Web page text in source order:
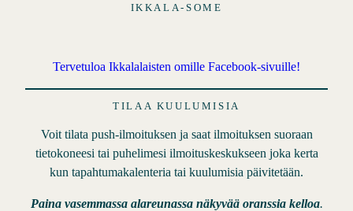
IKKALA-SOME
Tervetuloa Ikkalalaisten omille Facebook-sivuille!
TILAA KUULUMISIA
Voit tilata push-ilmoituksen ja saat ilmoituksen suoraan
tietokoneesi tai puhelimesi ilmoituskeskukseen joka kerta
kun tapahtumakalenteria tai kuulumisia päivitetään.
Paina vasemmassa alareunassa näkyvää oranssia kelloa.